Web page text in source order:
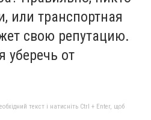
или транспортная
свою репутацию.
уберечь от
текст і натисніть Ctrl + Enter, щоб